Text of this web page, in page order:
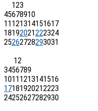
123
45678910
11 121314151617
18192021222324
25262728293031
12
3456789
1011 1213141516
17181920212223
24252627282930